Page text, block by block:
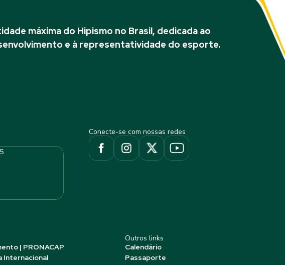
máxima do Hipismo no Brasil, dedicada ao
e à representatividade do esporte.
Conecte-se com nossas redes
| PRONACAP
Internacional
Outros links
Calendário
Passaporte